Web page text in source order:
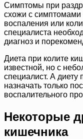
Симптомы при
схожи с симптомами
воспаления или
специалиста
диагноз и
Диета при колите
известной, но с
специалист. А
назначать только
воспалительного
Некоторые
кишечника